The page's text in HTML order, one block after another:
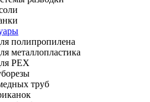
полипропилена
металлопластика
PEX
труб